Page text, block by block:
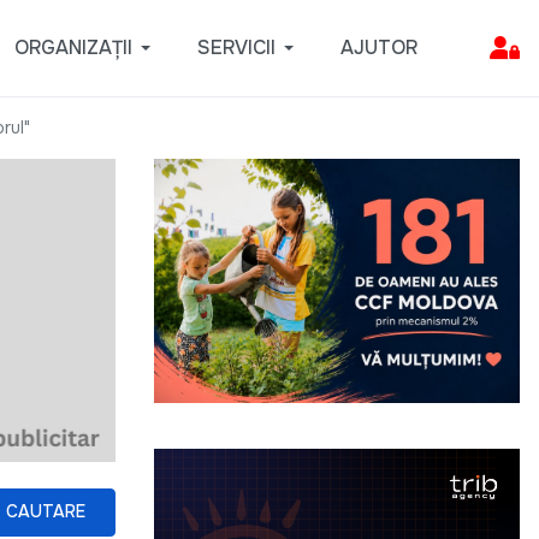
ORGANIZAȚII SERVICII AJUTOR
CAUTARE